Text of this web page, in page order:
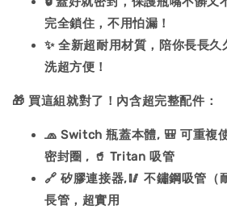
完全鎖住，不用怕漏！
✨ 全新超耐用材質，陪你長長久
洗超方便！
🎁 買這組就對了！內含超完整配件：
🧢 Switch 瓶蓋本體, 🎒 可重複
密封圈 , 🥤 Tritan 吸管
🔗 矽膠連接器,🥢 不鏽鋼吸管
長管，超實用